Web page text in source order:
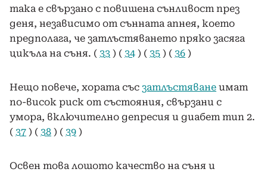
така е свързано с повишена сънливост през
деня, независимо от сънната апнея, което
предполага, че затлъстяването пряко засяга
цикъла на съня. ( 33 ) ( 34 ) ( 35 ) ( 36 )
Нещо повече, хората със затлъстяване имат
по-висок риск от състояния, свързани с
умора, включително депресия и диабет тип 2.
( 37 ) ( 38 ) ( 39 )
Освен това лошото качество на съня и